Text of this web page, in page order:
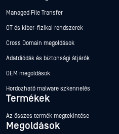
Managed File Transfer
OT és kiber-fizikai rendszerek
Cross Domain megoldások
Adatdiódák és biztonsági átjárók
OEM megoldások
Hordozható malware szkennelés
Termékek
Az összes termék megtekintése
Megoldások